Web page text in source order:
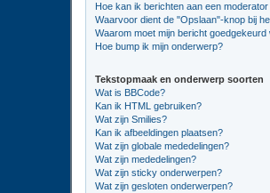
Hoe kan ik berichten aan een moderator
Waarvoor dient de "Opslaan"-knop bij
Waarom moet mijn bericht goedgekeurd
Hoe bump ik mijn onderwerp?
Tekstopmaak en onderwerp soorten
Wat is BBCode?
Kan ik HTML gebruiken?
Wat zijn Smilies?
Kan ik afbeeldingen plaatsen?
Wat zijn globale mededelingen?
Wat zijn mededelingen?
Wat zijn sticky onderwerpen?
Wat zijn gesloten onderwerpen?